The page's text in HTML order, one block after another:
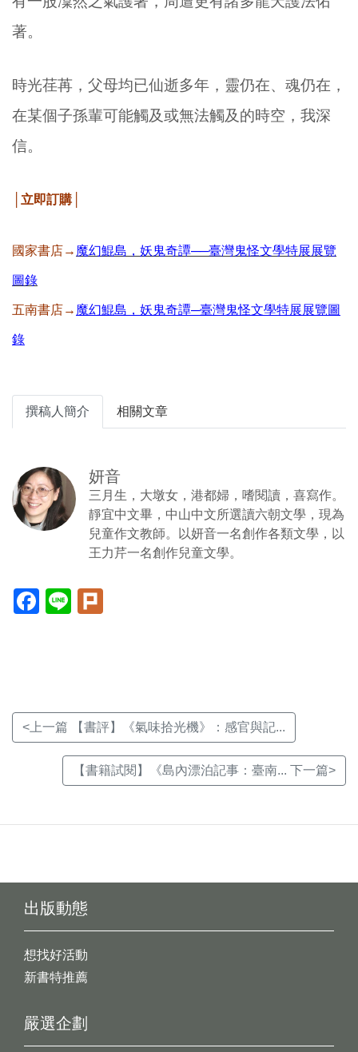
著。
時光荏苒，父母均已仙逝多年，靈仍在、魂仍在，
在某個子孫輩可能觸及或無法觸及的時空，我深
信。
│立即訂購│
國家書店→ 魔幻鯤島，妖鬼奇譚──臺灣鬼怪文學特展展覽
圖錄
五南書店→ 魔幻鯤島，妖鬼奇譚─臺灣鬼怪文學特展展覽圖
錄
撰稿人簡介 相關文章
妍音
三月生，大墩女，港都婦，嗜閱讀，喜寫作。
靜宜中文畢，中山中文所選讀六朝文學，現為
兒童作文教師。以妍音一名創作各類文學，以
王力芹一名創作兒童文學。
Facebook(另
開
Line(另
開
<上一篇 【書評】《氣味拾光機》：感官與記...
【書籍試閱】《島內漂泊記事：臺南... 下一篇>
出版動態
想找好活動
新書特推薦
嚴選企劃